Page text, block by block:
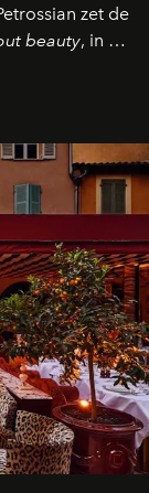
zet de
beauty, in de